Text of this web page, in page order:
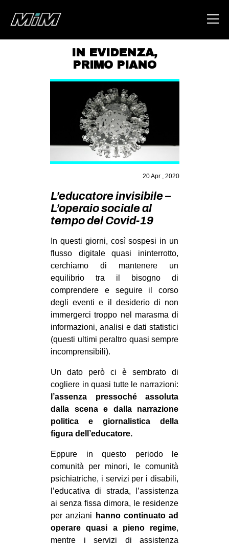
HOME
ABOUT
AREA
DEGENERAZIONE
GAZA FREESTYLE
CSOA LAMBRETTA
STUDENTI TSUNAMI
ZAM
MILANO
MOBILITAZIONI
SPAZI
SPORT POPOLARE
AMBIENTE
ANTIFASCISMO
MIGRAZIONI
PRECARIATO
REPRESSIONE
CULTURE
ARTE
CINEMA
MUSICA
IN EVIDENZA,
PRIMO PIANO
20 Apr , 2020
L’educatore invisibile –
L’operaio sociale al
tempo del Covid-19
In questi giorni, così sospesi in un
flusso digitale quasi ininterrotto,
cerchiamo di mantenere un
equilibrio tra il bisogno di
comprendere e seguire il corso
degli eventi e il desiderio di non
immergerci troppo nel marasma di
informazioni, analisi e dati statistici
(questi ultimi peraltro quasi sempre
incomprensibili).
Un dato però ci è sembrato di
cogliere in quasi tutte le narrazioni:
l’assenza pressoché assoluta
dalla scena e dalla narrazione
politica e giornalistica della
figura dell’educatore.
Eppure in questo periodo le
comunità per minori, le comunità
psichiatriche, i servizi per i disabili,
l’educativa di strada, l’assistenza
ai senza fissa dimora, le residenze
per anziani
hanno continuato ad
operare quasi a pieno regime,
mentre i servizi di assistenza